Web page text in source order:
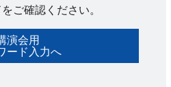
ご確認ください。
演会用
ード入力へ